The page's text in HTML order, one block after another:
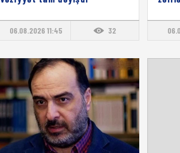
06.08.2026 11:45 32